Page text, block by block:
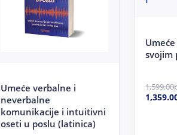
Umeće verbalne i
neverbalne
komunikacije i intuitivni
oseti u poslu (latinica)
svojim
1,599.00